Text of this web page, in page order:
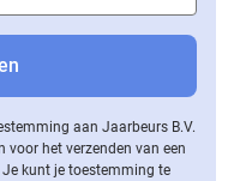
aan Jaarbeurs B.V.
voor het verzenden van een
kunt je toestemming te